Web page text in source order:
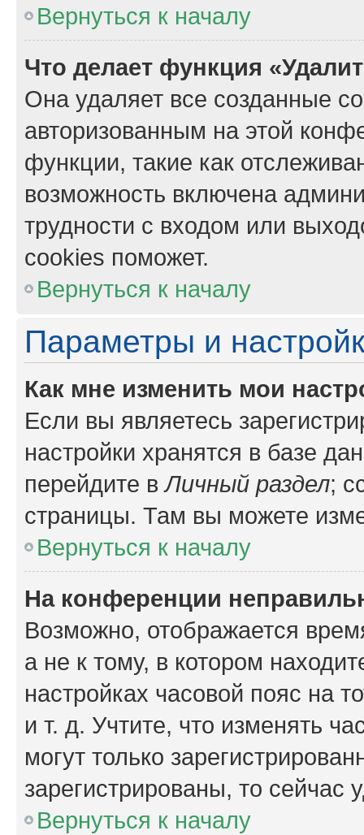
Вернуться к началу
Что делает функция
Она удаляет все созданные
авторизованным на этой
функции, такие как
возможность включена
трудности с входом или
cookies поможет.
Вернуться к началу
Параметры и
Как мне изменить мои
Если вы являетесь
настройки хранятся в базе
перейдите вЛичный раздел;
страницы. Там вы можете
Вернуться к началу
На конференции
Возможно, отображается
а не к тому, в котором
настройках часовой пояс на
и т. д. Учтите, что изменять
могут только
зарегистрированы, то сейчас
Вернуться к началу